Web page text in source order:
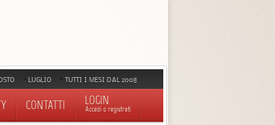
LUGLIO TUTTI I MESI DAL 2008
CONTATTI LOGIN
Accedi o registrati